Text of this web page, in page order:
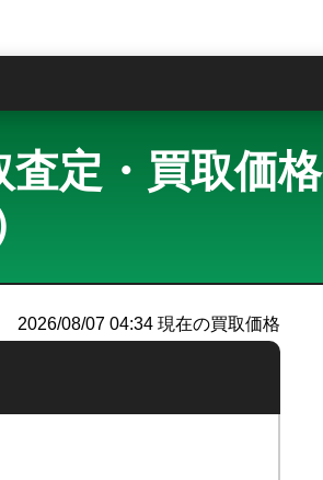
定・買取価格
2026/08/07 04:34 現在の買取価格